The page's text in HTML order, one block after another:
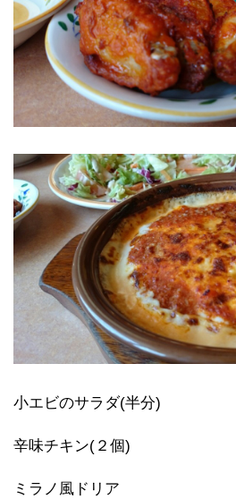
小エビのサラダ(半分)
辛味チキン(２個)
ミラノ風ドリア